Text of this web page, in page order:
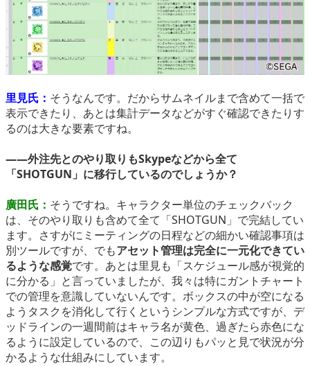
里見氏： そうなんです。だからサムネイルまで含めて一括で
表示できたり、あとは集計データなどがすぐ確認できたりす
るのは大きな要素ですね。
――外注先とのやり取りもSkypeなどから全て
「SHOTGUN」に移行しているのでしょうか？
廣田氏： そうですね。キャラクター単位のチェックバック
は、そのやり取りも含めて全て「SHOTGUN」で完結してい
ます。さすがにミーティングの日程などの細かい確認事項は
別ツールですが、でもアセット管理は完全に一元化できてい
るような感覚です。あとは里見も「スケジュール感が視覚的
に分かる」と言っていましたが、我々は特にガントチャート
での管理を意識していないんです。ボックスの中が空になる
ようタスクを消化して行くというシンプルな方式ですが、デ
ッドラインの一週間前はキャラ名が黄色、過ぎたら赤色にな
るように設定しているので、この辺りもパッと見で状況が分
かるような仕組みにしています。